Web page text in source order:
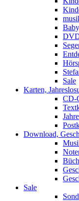
Sale
Karten,
CD-
Download,
Sale